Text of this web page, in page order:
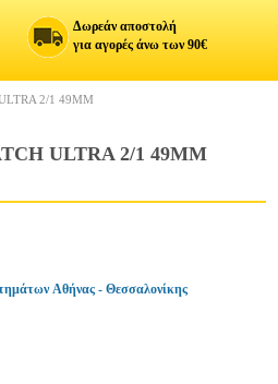
Δωρεάν αποστολή
για αγορές άνω των 90€
2/1 49MM
ULTRA 2/1 49MM
Αθήνας - Θεσσαλονίκης